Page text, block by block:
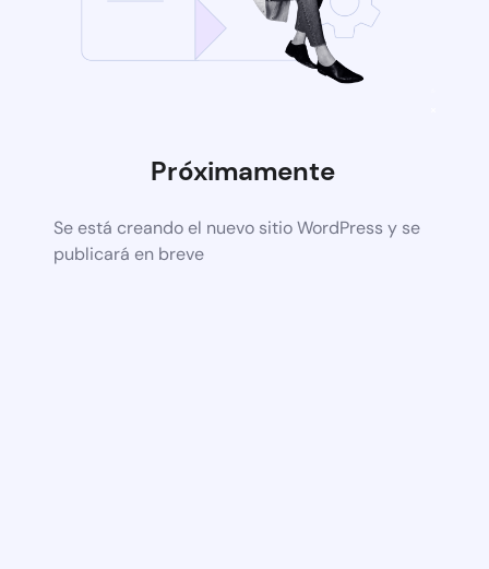
Próximamente
Se está creando el nuevo sitio WordPress y se
publicará en breve